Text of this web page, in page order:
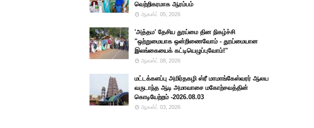
வெற்றிகரமாக ஆரம்பம்
ஆகஸ்ட் 05, 2026
'அத்தம' தேசிய தூய்மை தின நிகழ்ச்சி
"ஒற்றுமையாக ஒன்றிணைவோம் - தூய்மையான
இலங்கையைக் கட்டியெழுப்புவோம்!"
ஆகஸ்ட் 08, 2026
மட்டக்களப்பு அமிர்தகழி ஸ்ரீ மாமாங்கேஸ்வரர் ஆலய
வருடாந்த ஆடி அமாவாசை மகோற்சவத்தின்
கொடியேற்றம் -2026.08.03
ஆகஸ்ட் 03, 2026